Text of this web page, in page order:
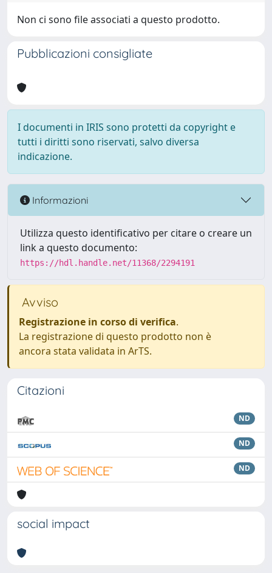
Non ci sono file associati a questo prodotto.
Pubblicazioni consigliate
I documenti in IRIS sono protetti da copyright e
tutti i diritti sono riservati, salvo diversa
indicazione.
Informazioni
Utilizza questo identificativo per citare o creare un
link a questo documento:
https://hdl.handle.net/11368/2294191
Avviso
Registrazione in corso di verifica.
La registrazione di questo prodotto non è
ancora stata validata in ArTS.
Citazioni
ND
ND
ND
social impact